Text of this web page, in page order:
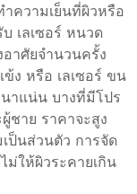
ความเย็นที่ผิวหรือ
เลเซอร์ หนวด
อาศัยจำนวนครั้ง
ง หรือ เลเซอร์ ขน
าแน่น บางที่มีโปร
ชาย ราคาจะสูง
ป็นส่วนตัว การจัด
ม่ให้ผิวระคายเกิน